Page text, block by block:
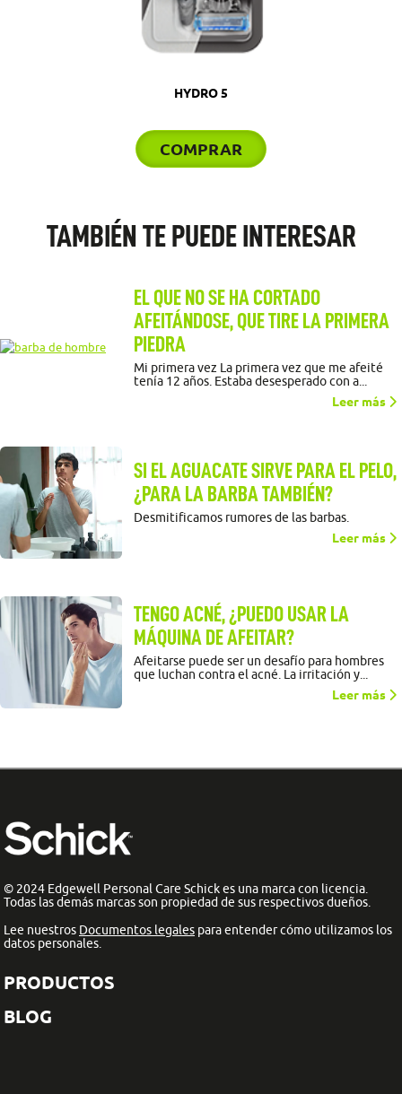
HYDRO 5
COMPRAR
TAMBIÉN TE PUEDE INTERESAR
EL QUE NO SE HA CORTADO
AFEITÁNDOSE, QUE TIRE LA PRIMERA
PIEDRA
Mi primera vez La primera vez que me afeité
tenía 12 años. Estaba desesperado con a...
Leer más
SI EL AGUACATE SIRVE PARA EL PELO,
¿PARA LA BARBA TAMBIÉN?
Desmitificamos rumores de las barbas.
Leer más
TENGO ACNÉ, ¿PUEDO USAR LA
MÁQUINA DE AFEITAR?
Afeitarse puede ser un desafío para hombres
que luchan contra el acné. La irritación y...
Leer más
© 2024 Edgewell Personal Care Schick es una marca con licencia.
Todas las demás marcas son propiedad de sus respectivos dueños.
Lee nuestros Documentos legales para entender cómo utilizamos los
datos personales.
PRODUCTOS
BLOG